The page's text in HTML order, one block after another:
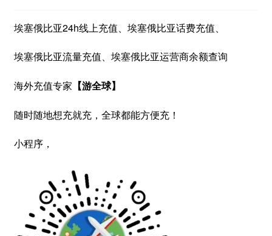
埃塞俄比亚24h线上充值、埃塞俄比亚话费充值、
埃塞俄比亚流量充值、埃塞俄比亚运营商余额查询
海外充值专家 【游全球】
随时随地想充就充，全球都能方便充！
小程序，